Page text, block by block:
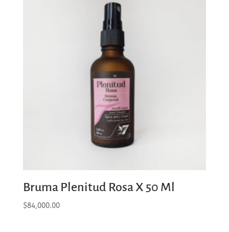
$22,400.00
hasta
$28,000.00
Bruma Plenitud Rosa X 50 Ml
$84,000.00